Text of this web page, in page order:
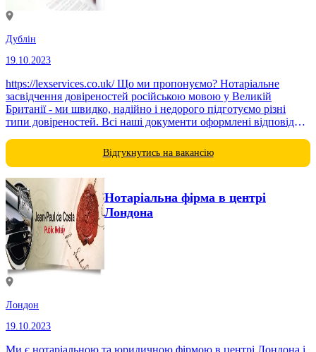
Дублін
19.10.2023
https://lexservices.co.uk/ Що ми пропонуємо? Нотаріальне
засвідчення довіреностей російською мовою у Великій
Британії - ми швидко, надійно і недорого підготуємо різні
типи довіреностей. Всі наші документи оформлені відповідно
Відгукнутись на вакансію
Нотаріальна фірма в центрі
Лондона
Лондон
19.10.2023
Ми є нотаріальною та юридичною фірмою в центрі Лондона і